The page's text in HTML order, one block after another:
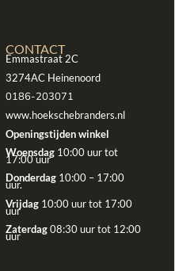
CONTACT
Emmastraat 2C
3274AC Heinenoord
0186-203071
www.hoekschebranders.nl
Openingstijden winkel
Woensdag 10:00 uur tot
17:00 uur
Donderdag 10:00 – 17:00
uur.
Vrijdag 10:00 uur tot 17:00
uur
Zaterdag08:30 uur tot 12:00
uur